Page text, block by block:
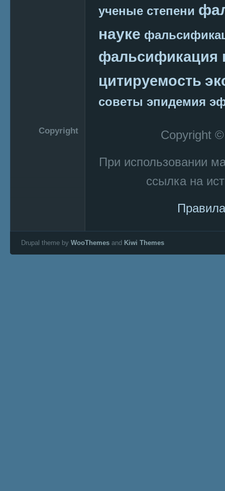
ученые степени
науке
фальсификация
цитируемость
советы эпидемия
Copyright
Copyright
При использовании
ссылка на
Drupal theme by WooThemes and Kiwi Themes